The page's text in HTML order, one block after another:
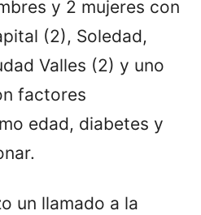
y 2 mujeres con
(2), Soledad,
Valles (2) y uno
factores
edad, diabetes y
un llamado a la